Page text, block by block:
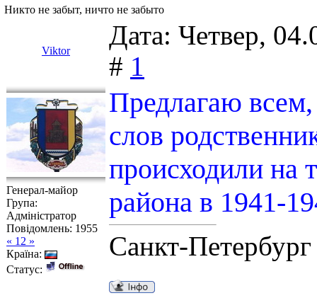
Никто не забыт, ничто не забыто
Viktor
Дата: Четвер,
# 1
Генерал-майор
Група:
Адміністратор
Повідомлень: 1955
« 12 »
Країна:
Статус:
Предлагаю
слов
происходили на
района в 1941-
Санкт-Петербург